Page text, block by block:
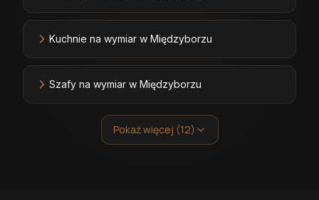
Kuchnie na wymiar w Międzyborzu
Szafy na wymiar w Międzyborzu
Pokaż więcej (12)